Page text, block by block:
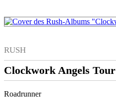
RUSH
Clockwork Angels Tour
Roadrunner